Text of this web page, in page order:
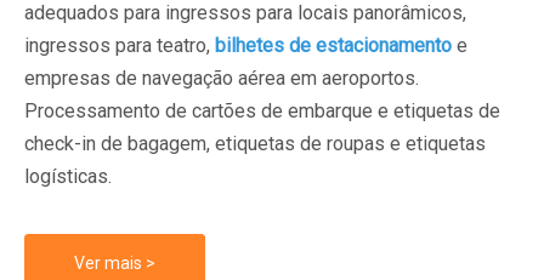
adequados para ingressos para locais panorâmicos,
ingressos para teatro, bilhetes de estacionamento e
empresas de navegação aérea em aeroportos.
Processamento de cartões de embarque e etiquetas de
check-in de bagagem, etiquetas de roupas e etiquetas
logísticas.
Ver mais >